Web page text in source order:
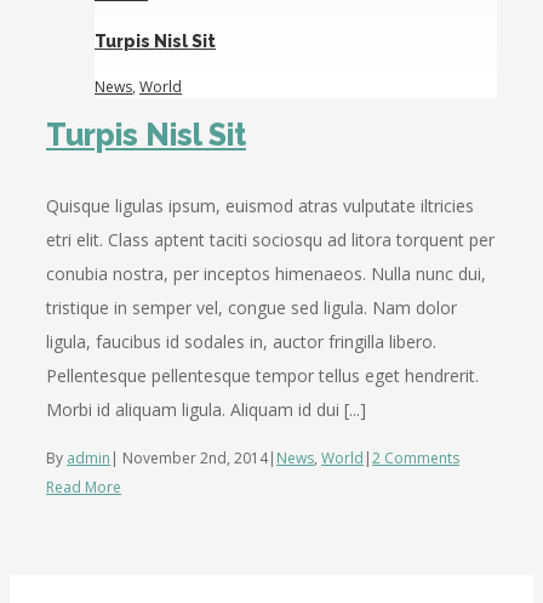
Turpis Nisl Sit
News, World
Turpis Nisl Sit
Quisque ligulas ipsum, euismod atras vulputate iltricies
etri elit. Class aptent taciti sociosqu ad litora torquent per
conubia nostra, per inceptos himenaeos. Nulla nunc dui,
tristique in semper vel, congue sed ligula. Nam dolor
ligula, faucibus id sodales in, auctor fringilla libero.
Pellentesque pellentesque tempor tellus eget hendrerit.
Morbi id aliquam ligula. Aliquam id dui [...]
By admin | November 2nd, 2014| News, World |2 Comments
Read More